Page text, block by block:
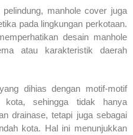
manhole cover juga
pada lingkungan perkotaan.
desain manhole
atau karakteristik daerah
dihias dengan motif-motif
kota, sehingga tidak hanya
drainase, tetapi juga sebagai
kota. Hal ini menunjukkan